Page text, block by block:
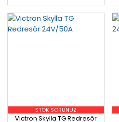
STOK SORUNUZ
Victron Skylla TG Redresör